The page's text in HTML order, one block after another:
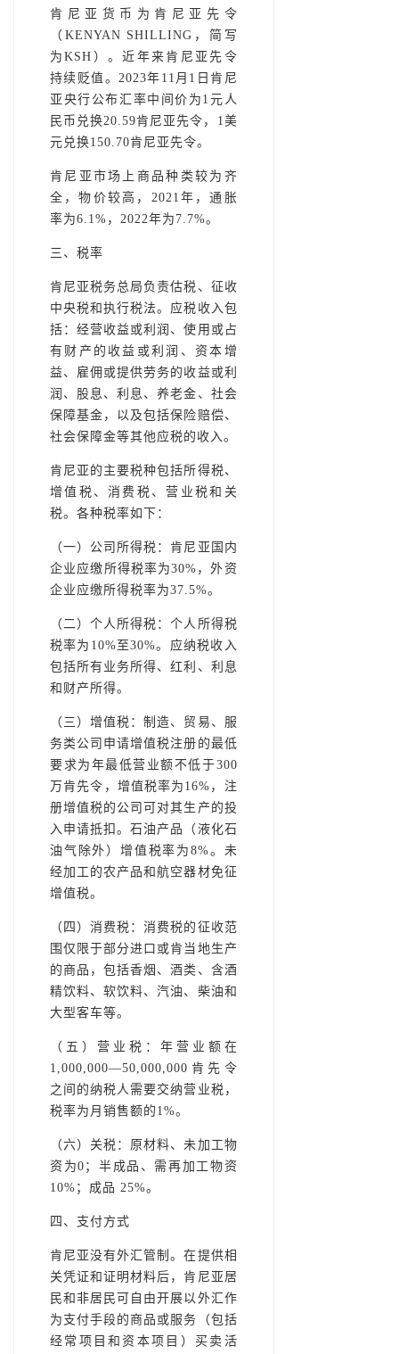
肯尼亚货币为肯尼亚先令
（KENYAN SHILLING，简写
为KSH）。近年来肯尼亚先令
持续贬值。2023年11月1日肯尼
亚央行公布汇率中间价为1元人
民币兑换20.59肯尼亚先令，1美
元兑换150.70肯尼亚先令。
肯尼亚市场上商品种类较为齐
全，物价较高，2021年，通胀
率为6.1%，2022年为7.7%。
三、税率
肯尼亚税务总局负责估税、征收
中央税和执行税法。应税收入包
括：经营收益或利润、使用或占
有财产的收益或利润、资本增
益、雇佣或提供劳务的收益或利
润、股息、利息、养老金、社会
保障基金，以及包括保险赔偿、
社会保障金等其他应税的收入。
肯尼亚的主要税种包括所得税、
增值税、消费税、营业税和关
税。各种税率如下：
（一）公司所得税：肯尼亚国内
企业应缴所得税率为30%，外资
企业应缴所得税率为37.5%。
（二）个人所得税：个人所得税
税率为10%至30%。应纳税收入
包括所有业务所得、红利、利息
和财产所得。
（三）增值税：制造、贸易、服
务类公司申请增值税注册的最低
要求为年最低营业额不低于300
万肯先令，增值税率为16%，注
册增值税的公司可对其生产的投
入申请抵扣。石油产品（液化石
油气除外）增值税率为8%。未
经加工的农产品和航空器材免征
增值税。
（四）消费税：消费税的征收范
围仅限于部分进口或肯当地生产
的商品，包括香烟、酒类、含酒
精饮料、软饮料、汽油、柴油和
大型客车等。
（五）营业税：年营业额在
1,000,000—50,000,000肯先令
之间的纳税人需要交纳营业税，
税率为月销售额的1%。
（六）关税：原材料、未加工物
资为0；半成品、需再加工物资
10%；成品 25%。
四、支付方式
肯尼亚没有外汇管制。在提供相
关凭证和证明材料后，肯尼亚居
民和非居民可自由开展以外汇作
为支付手段的商品或服务（包括
经常项目和资本项目）买卖活